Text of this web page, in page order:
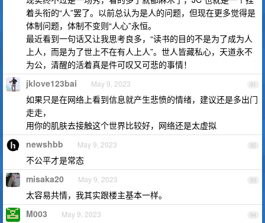
着头衔的“人”罢了。以前总认为是人的问题，但现在更多觉得是
体制问题，体制不变则“人心”永恒。
最近看到一句话又让我思考良多，“读书的目的不是为了成为人
上人，而是为了世上不在有人上人”。世人皆藏私心，天道永不
为公，清醒的活着真是件可叹又可悲的事情！
91
jklove123bai May 9, 2023
如果只是在网络上看到信息就产生悲愤的情绪，建议还是多出门
走走，
用你的肌肤去接触这个世界比较好，网络还是太虚拟
92
newshbb May 9, 2023
不公平才是常态
93
misaka20 May 9, 2023
太容易共情，我其实跟楼主基本一样。
94
M003 May 9, 2023